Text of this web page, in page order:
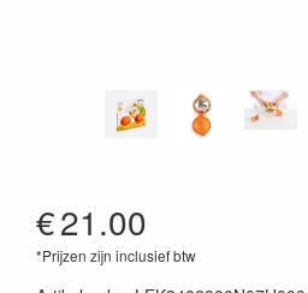
€21.00
*Prijzen zijn inclusief btw